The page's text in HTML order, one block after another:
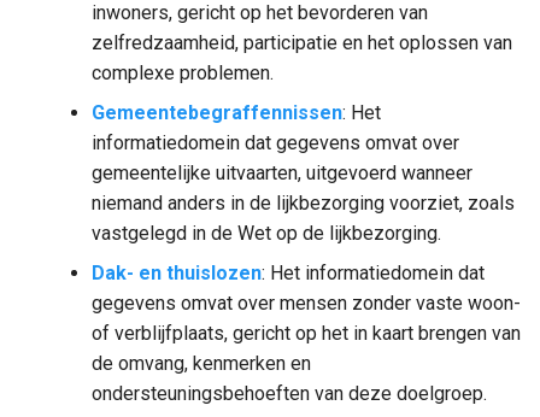
inwoners, gericht op het bevorderen van
zelfredzaamheid, participatie en het oplossen van
complexe problemen.
Gemeentebegraffennissen: Het
informatiedomein dat gegevens omvat over
gemeentelijke uitvaarten, uitgevoerd wanneer
niemand anders in de lijkbezorging voorziet, zoals
vastgelegd in de Wet op de lijkbezorging.
Dak- en thuislozen: Het informatiedomein dat
gegevens omvat over mensen zonder vaste woon-
of verblijfplaats, gericht op het in kaart brengen van
de omvang, kenmerken en
ondersteuningsbehoeften van deze doelgroep.